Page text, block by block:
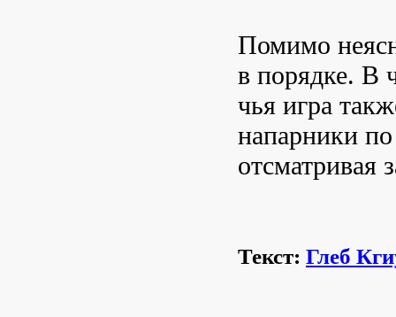
Помимо
в порядке. В
чья игра
напарники
отсматривая
Текст: Глеб